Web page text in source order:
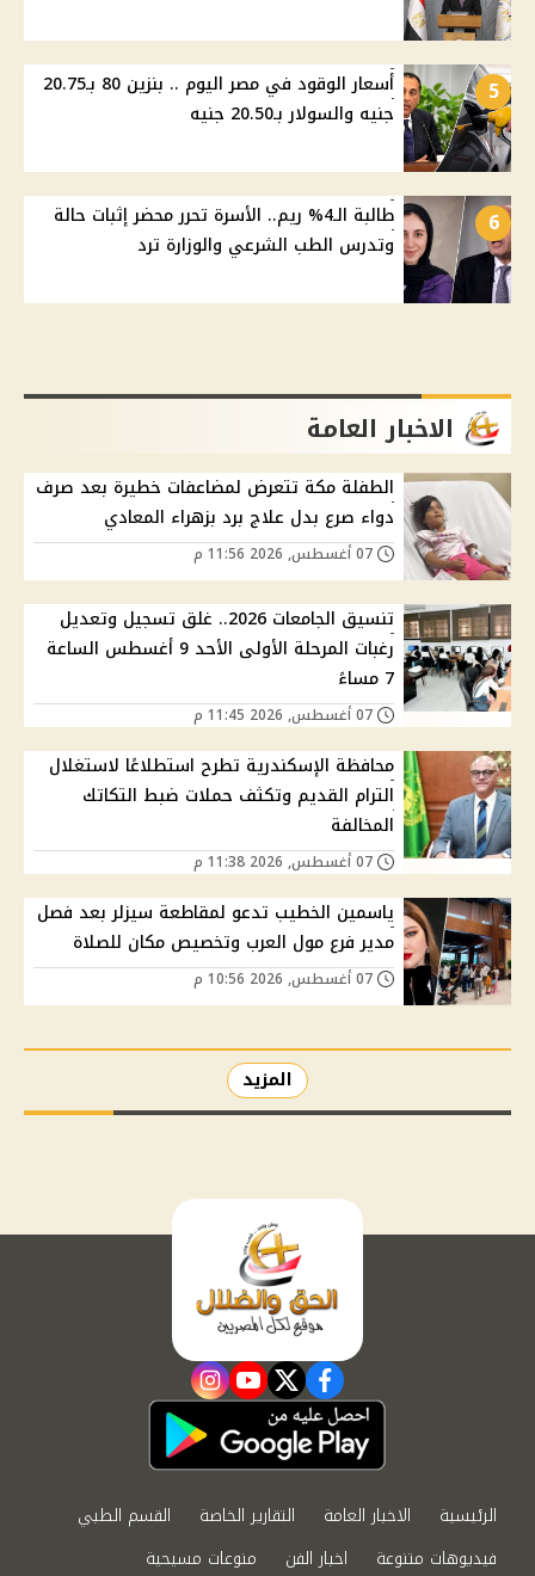
5
أسعار الوقود في مصر اليوم .. بنزين 80 بـ20.75
جنيه والسولار بـ20.50 جنيه
6
طالبة الـ4% ريم.. الأسرة تحرر محضر إثبات حالة
وتدرس الطب الشرعي والوزارة ترد
الاخبار العامة
الطفلة مكة تتعرض لمضاعفات خطيرة بعد صرف
دواء صرع بدل علاج برد بزهراء المعادي
تنسيق الجامعات 2026.. غلق تسجيل وتعديل
رغبات المرحلة الأولى الأحد 9 أغسطس الساعة
7 مساءً
محافظة الإسكندرية تطرح استطلاعًا لاستغلال
الترام القديم وتكثف حملات ضبط التكاتك
المخالفة
ياسمين الخطيب تدعو لمقاطعة سيزلر بعد فصل
مدير فرع مول العرب وتخصيص مكان للصلاة
المزيد
facebook
twitter
youtube
instagram
الرئيسية الاخبار العامة التقارير الخاصة
القسم الطبي
فيديوهات متنوعة
اخبار الفن منوعات مسيحية